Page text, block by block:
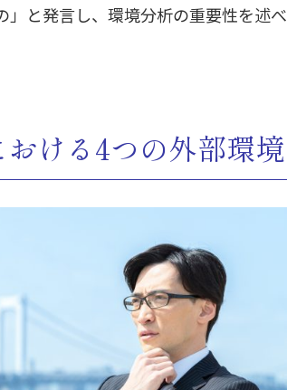
」と発言し、環境分析の重要性を述べ
ける4つの外部環境